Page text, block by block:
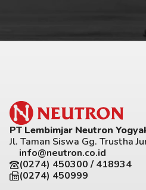
PT Lembimjar Neutron
Jl. Taman Siswa Gg. Trustha
info@neutron.co.id
(0274) 450300 / 418934
(0274) 450999